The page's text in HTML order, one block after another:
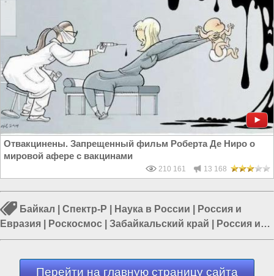
Отвакцинены. Запрещенный фильм Роберта Де Ниро о
мировой афере с вакцинами
210 161 13 168
Байкал Спектр-Р Наука в России
Россия и
Евразия
Роскосмос Забайкальский край
Россия и
Европа
Перейти на главную страницу сайта